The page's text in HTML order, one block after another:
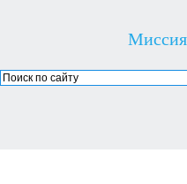
Миссия